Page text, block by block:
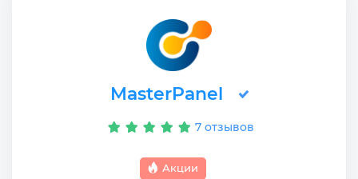
MasterPanel
7 отзывов
Акции